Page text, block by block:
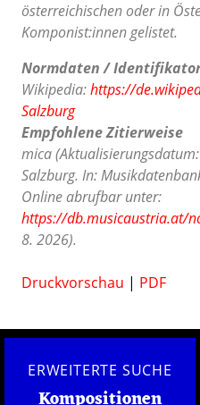
österreichischen oder in
Komponist:innen gelistet.
Normdaten /
Wikipedia:https://
Salzburg
Empfohlene Zitierweise
mica
Salzburg. In:
Online abrufbar unter:
https://db.musicaustria.at/
8. 2026).
Druckvorschau | PDF
ERWEITERTE SUCHE